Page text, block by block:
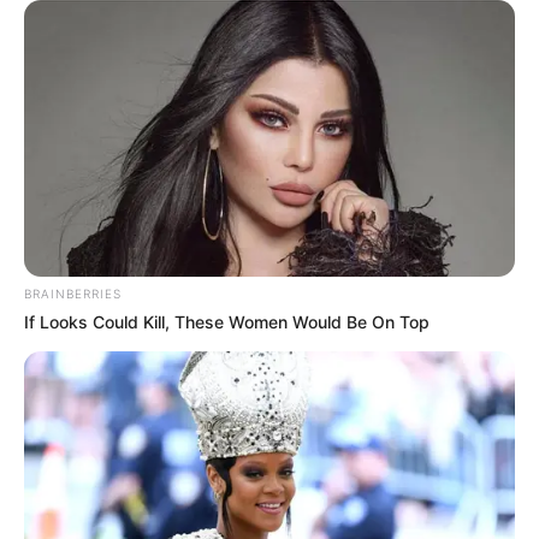
erre a helyzetre, ha a családi adókedvezményt nem
év közben havi szinten, hanem csupán az éves
adóbevallás benyújtásakor érvényesítjük, ekkor – a
végrehajtás jellegének és körülményeinek
függvényében – a családi adókedvezmény
mentesülhet a terhelés alól.
A családi adókedvezmény mellett többféle szja-
kedvezmény is igénybe vehető az alábbi
sorrendiséget tartva: Négy vagy több gyermeket
nevelő anyák kedvezménye 25 év alatti fiatalok
kedvezménye, 30 év alatti anyák kedvezménye,
Személyi kedvezmény, Első házasok kedvezménye,
Családi kedvezmény, Családi járulékkedvezmény.
BRAINBERRIES
If Looks Could Kill, These Women Would Be On Top